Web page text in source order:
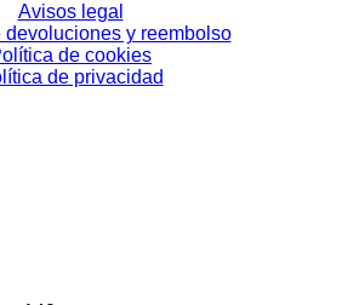
Avisos legal
devoluciones y reembolso
de cookies
de privacidad